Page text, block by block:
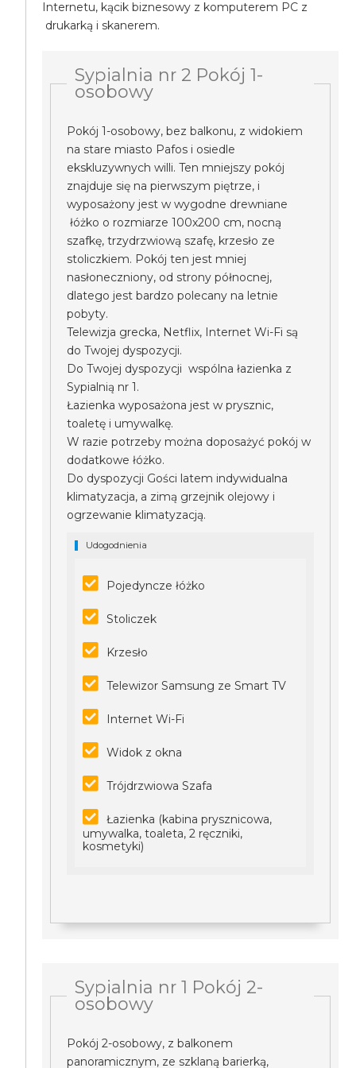
Internetu, kącik biznesowy z komputerem PC z
drukarką i skanerem.
Sypialnia nr 2 Pokój 1-
osobowy
Pokój 1-osobowy, bez balkonu, z widokiem
na stare miasto Pafos i osiedle
ekskluzywnych willi. Ten mniejszy pokój
znajduje się na pierwszym piętrze, i
wyposażony jest w wygodne drewniane
łóżko o rozmiarze 100x200 cm, nocną
szafkę, trzydrzwiową szafę, krzesło ze
stoliczkiem. Pokój ten jest mniej
nasłoneczniony, od strony północnej,
dlatego jest bardzo polecany na letnie
pobyty.
Telewizja grecka, Netflix, Internet Wi-Fi są
do Twojej dyspozycji.
Do Twojej dyspozycji wspólna łazienka z
Sypialnią nr 1.
Łazienka wyposażona jest w prysznic,
toaletę i umywalkę.
W razie potrzeby można doposażyć pokój w
dodatkowe łóżko.
Do dyspozycji Gości latem indywidualna
klimatyzacja, a zimą grzejnik olejowy i
ogrzewanie klimatyzacją.
Udogodnienia
Pojedyncze łóżko
Stoliczek
Krzesło
Telewizor Samsung ze Smart TV
Internet Wi-Fi
Widok z okna
Trójdrzwiowa Szafa
Łazienka (kabina prysznicowa,
umywalka, toaleta, 2 ręczniki,
kosmetyki)
Sypialnia nr 1 Pokój 2-
osobowy
Pokój 2-osobowy, z balkonem
panoramicznym, ze szklaną barierką,